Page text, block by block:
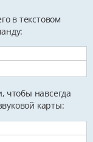
в текстовом
чтобы навсегда
карты: